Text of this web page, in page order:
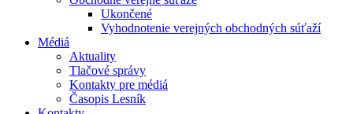
Ukončené
Vyhodnotenie verejných obchodných súťaží
Médiá
Aktuality
Tlačové správy
Kontakty pre médiá
Časopis Lesník